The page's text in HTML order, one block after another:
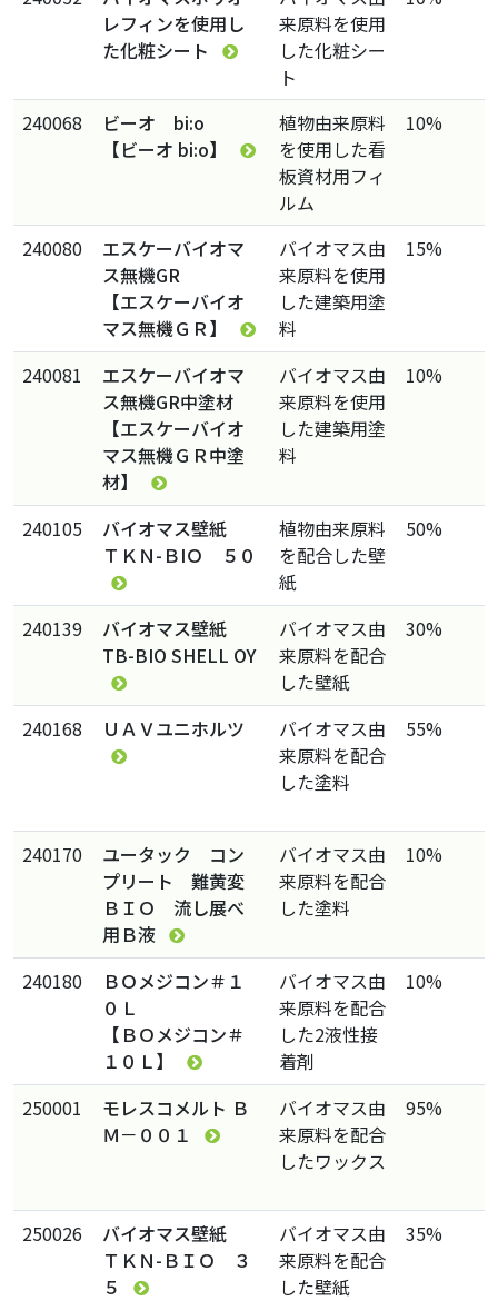
レフィンを使用し
た化粧シート
来原料を使用
した化粧シー
ト
240068
ビーオ bi:o
【ビーオ bi:o】
植物由来原料
を使用した看
板資材用フィ
ルム
10%
240080
エスケーバイオマ
ス無機GR
【エスケーバイオ
マス無機ＧＲ】
バイオマス由
来原料を使用
した建築用塗
料
15%
240081
エスケーバイオマ
ス無機GR中塗材
【エスケーバイオ
マス無機ＧＲ中塗
材】
バイオマス由
来原料を使用
した建築用塗
料
10%
240105
バイオマス壁紙
ＴＫＮ-ＢIＯ ５０
植物由来原料
を配合した壁
紙
50%
240139
バイオマス壁紙
TB-BIO SHELL OY
バイオマス由
来原料を配合
した壁紙
30%
240168 ＵＡＶユニホルツ
バイオマス由
来原料を配合
した塗料
55%
240170
ユータック コン
プリート 難黄変
ＢＩＯ 流し展べ
用Ｂ液
バイオマス由
来原料を配合
した塗料
10%
240180
ＢＯメジコン＃１
０Ｌ
【ＢＯメジコン＃
１０Ｌ】
バイオマス由
来原料を配合
した2液性接
着剤
10%
250001
モレスコメルト Ｂ
Ｍ－００１
バイオマス由
来原料を配合
したワックス
95%
250026
バイオマス壁紙
ＴＫＮ-ＢＩＯ ３
５
バイオマス由
来原料を配合
した壁紙
35%